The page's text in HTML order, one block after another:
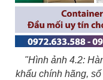
"Hình ảnh 4.2:
khẩu chính hãng,